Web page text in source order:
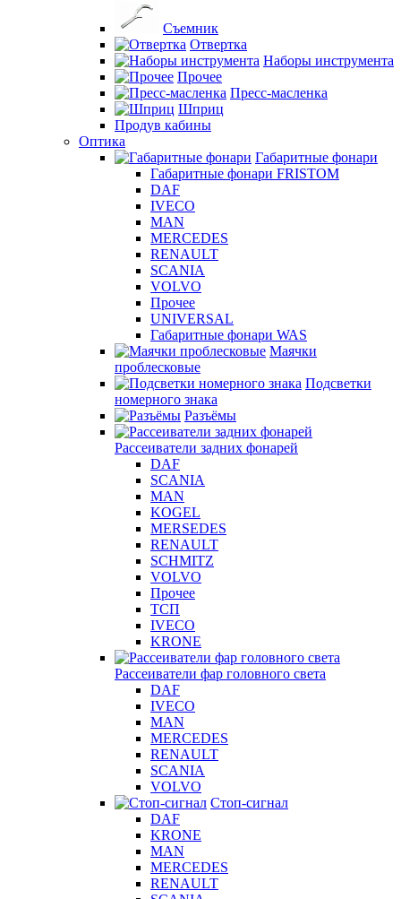
Съемник
Отвертка
Наборы инструмента
Прочее
Пресс-масленка
Шприц
Продув кабины
Оптика
Габаритные фонари
Габаритные фонари FRISTOM
DAF
IVECO
MAN
MERCEDES
RENAULT
SCANIA
VOLVO
Прочее
UNIVERSAL
Габаритные фонари WAS
Маячки
проблесковые
Подсветки
номерного знака
Разъёмы
Рассеиватели задних фонарей
DAF
SCANIA
MAN
KOGEL
MERSEDES
RENAULT
SCHMITZ
VOLVO
Прочее
ТСП
IVECO
KRONE
Рассеиватели фар головного света
DAF
IVECO
MAN
MERCEDES
RENAULT
SCANIA
VOLVO
Стоп-сигнал
DAF
KRONE
MAN
MERCEDES
RENAULT